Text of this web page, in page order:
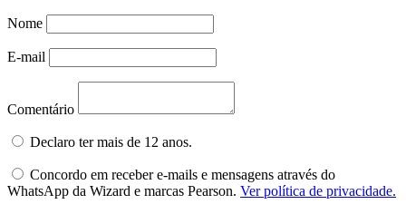
Nome
E-mail
Comentário
Declaro ter mais de 12 anos.
Concordo em receber e-mails e mensagens através do
WhatsApp da Wizard e marcas Pearson. Ver política de privacidade.